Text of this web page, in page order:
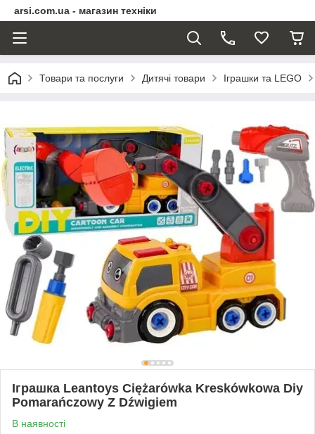
arsi.com.ua - магазин техніки
Товари та послуги Дитячі товари Іграшки та LEGO
Іграшка Leantoys Ciężarówka Kreskówkowa Diy
Pomarańczowy Z Dźwigiem
В наявності